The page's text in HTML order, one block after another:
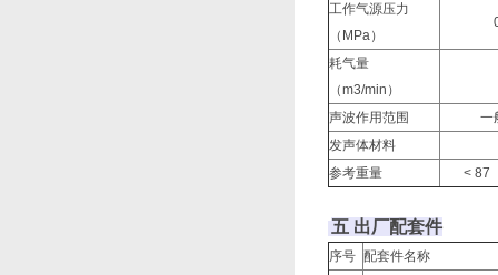
工作气源压力
（MPa）
耗气量
（m3/min）
声波作用范围
一般作
发声体材料
参考重量
< 87
五 出厂配套件
序号 配套件名称